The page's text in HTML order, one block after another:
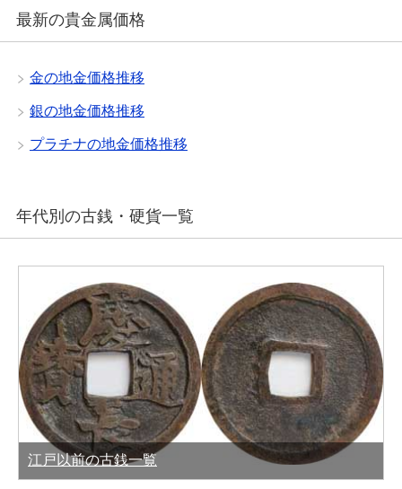
最新の貴金属価格
金の地金価格推移
銀の地金価格推移
プラチナの地金価格推移
年代別の古銭・硬貨一覧
江戸以前の古銭一覧